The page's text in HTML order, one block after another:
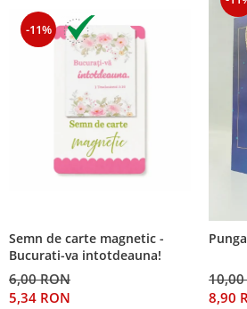
-11%
Semn de carte magnetic -
Bucurati-va intotdeauna!
6,00 RON
5,34 RON
10,00
8,90